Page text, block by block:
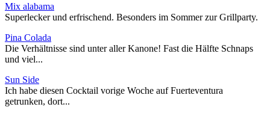
Mix alabama
Superlecker und erfrischend. Besonders im Sommer zur Grillparty.
Pina Colada
Die Verhältnisse sind unter aller Kanone! Fast die Hälfte Schnaps
und viel...
Sun Side
Ich habe diesen Cocktail vorige Woche auf Fuerteventura
getrunken, dort...